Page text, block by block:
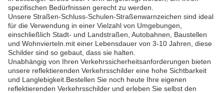
spezifischen Bedürfnissen gerecht zu werden.
Unsere Straßen-Schluss-Schulen-Straßenwarnzeichen sind ideal
für die Verwendung in einer Vielzahl von Umgebungen,
einschließlich Stadt- und Landstraßen, Autobahnen, Baustellen
und Wohnvierteln.mit einer Lebensdauer von 3-10 Jahren, diese
Schilder sind so gebaut, dass sie halten.
Unabhängig von Ihren Verkehrssicherheitsanforderungen bieten
unsere reflektierenden Verkehrsschilder eine hohe Sichtbarkeit
und Langlebigkeit.Bestellen Sie noch heute Ihre eigenen
reflektierenden Verkehrsschilder und erleben Sie selbst den